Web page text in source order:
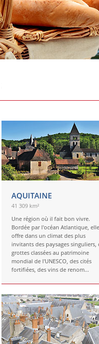
AQUITAINE
41 309 km²
Une région où il fait bon vivre.
Bordée par l'océan Atlantique, elle
offre dans un climat des plus
invitants des paysages singuliers,
grottes classées au patrimoine
mondial de l'UNESCO, des cités
fortifiées, des vins de renom...